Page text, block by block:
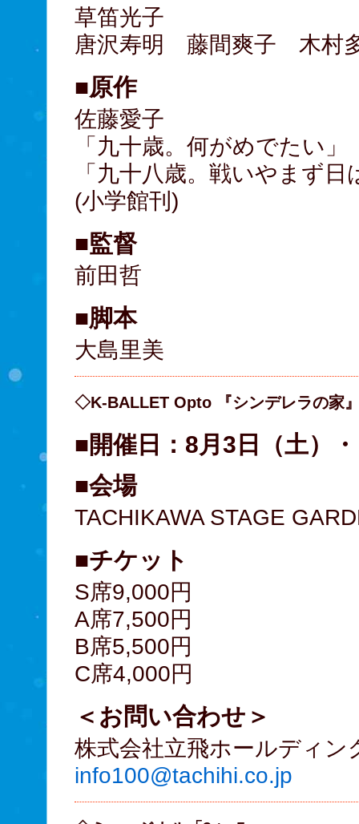
草笛光子
唐沢寿明 藤間爽子 木村
■原作
佐藤愛子
「九十歳。何がめでたい」
「九十八歳。戦いやまず日
(小学館刊)
■監督
前田哲
■脚本
大島里美
◇K-BALLET Opto 『シンデレラの家
■開催日：8月3日（土）
■会場
TACHIKAWA STAGE
■チケット
S席9,000円
A席7,500円
B席5,500円
C席4,000円
＜お問い合わせ＞
株式会社立飛ホールディ
info100@tachihi.co.jp